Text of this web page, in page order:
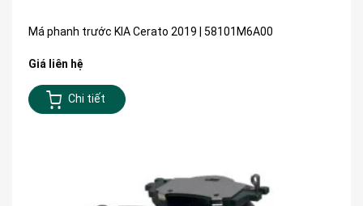
Má phanh trước KIA Cerato 2019 | 58101M6A00
Giá liên hệ
Chi tiết